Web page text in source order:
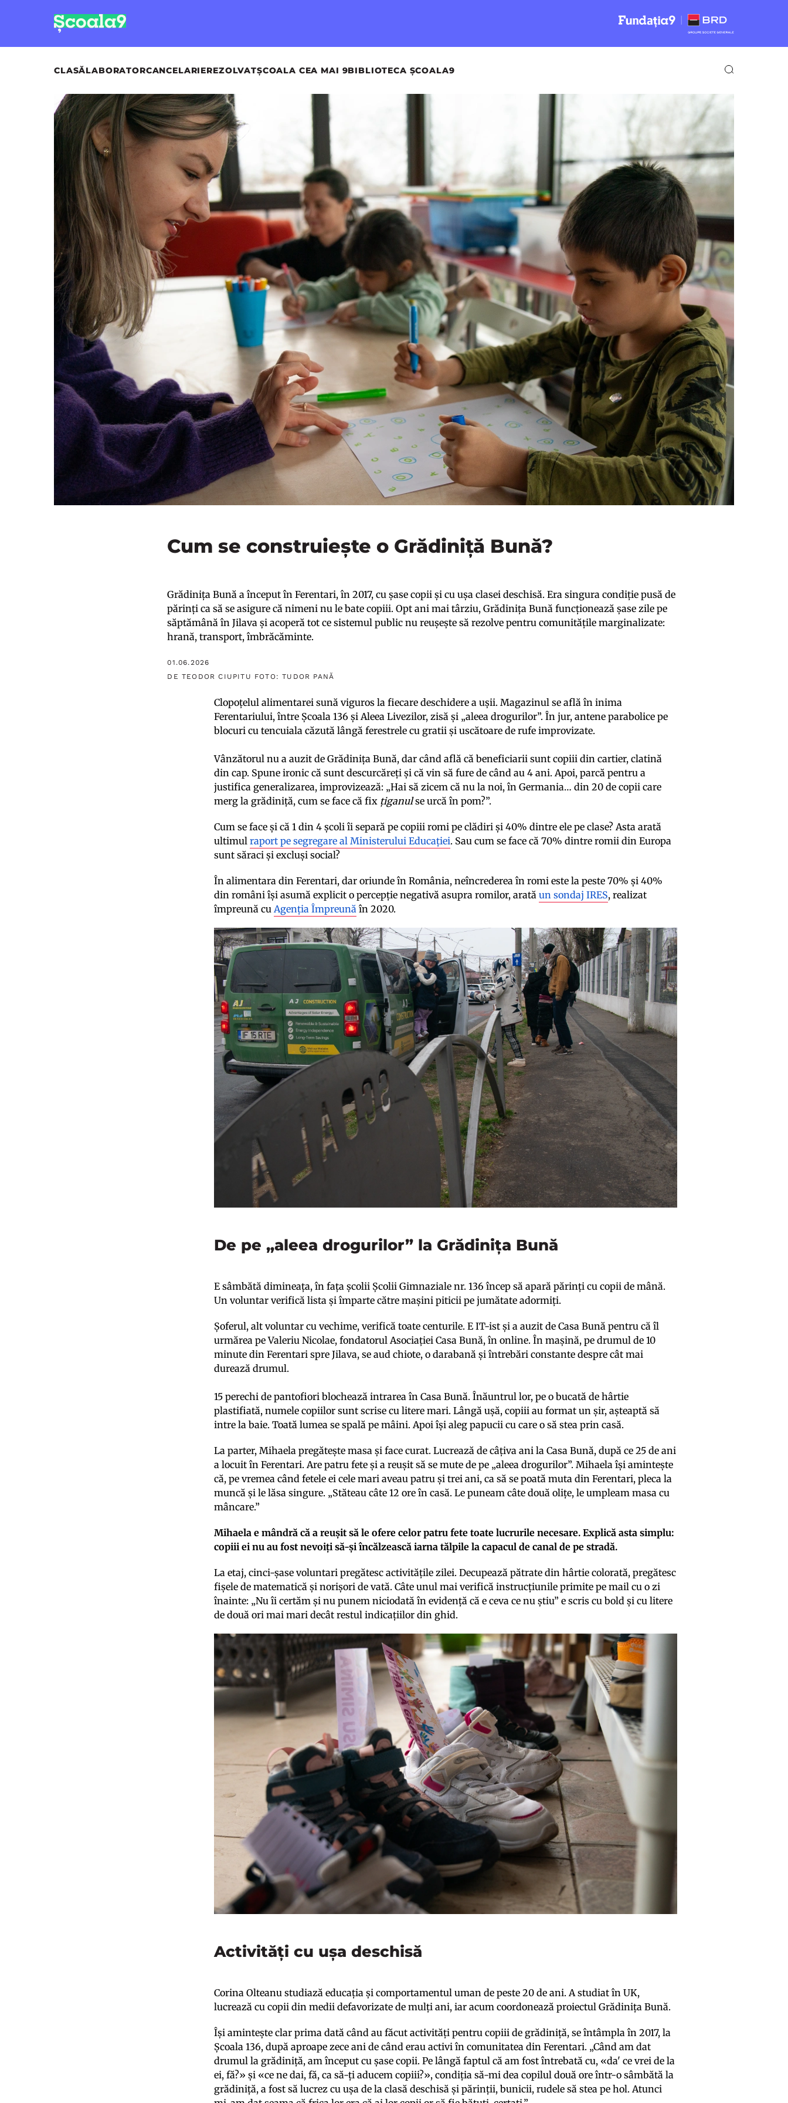
CLASĂLABORATORCANCELARIEREZOLVATȘCOALA CEA MAI 9BIBLIOTECA ȘCOALA9
Cum se construiește o Grădiniță Bună?
Grădinița Bună a început în Ferentari, în 2017, cu șase copii și cu ușa clasei deschisă. Era singura condiție pusă de
părinți ca să se asigure că nimeni nu le bate copiii. Opt ani mai târziu, Grădinița Bună funcționează șase zile pe
săptămână în Jilava și acoperă tot ce sistemul public nu reușește să rezolve pentru comunitățile marginalizate:
hrană, transport, îmbrăcăminte.
01.06.2026
DE TEODOR CIUPITU FOTO: TUDOR PANĂ
Clopoțelul alimentarei sună viguros la fiecare deschidere a ușii. Magazinul se află în inima
Ferentariului, între Școala 136 și Aleea Livezilor, zisă și „aleea drogurilor”. În jur, antene parabolice pe
blocuri cu tencuiala căzută lângă ferestrele cu gratii și uscătoare de rufe improvizate.
Vânzătorul nu a auzit de Grădinița Bună, dar când află că beneficiarii sunt copiii din cartier, clatină
din cap. Spune ironic că sunt descurcăreți și că vin să fure de când au 4 ani. Apoi, parcă pentru a
justifica generalizarea, improvizează: „Hai să zicem că nu la noi, în Germania… din 20 de copii care
merg la grădiniță, cum se face că fix țiganulse urcă în pom?”.
Cum se face și că 1 din 4 școli îi separă pe copiii romi pe clădiri și 40% dintre ele pe clase? Asta arată
ultimulraport pe segregare al Ministerului Educației. Sau cum se face că 70% dintre romii din Europa
sunt săraci și excluși social?
În alimentara din Ferentari, dar oriunde în România, neîncrederea în romi este la peste 70% și 40%
din români își asumă explicit o percepție negativă asupra romilor, aratăun sondaj IRES, realizat
împreună cuAgenția Împreună în 2020.
De pe „aleea drogurilor” la Grădinița Bună
E sâmbătă dimineața, în fața școlii Școlii Gimnaziale nr. 136 încep să apară părinți cu copii de mână.
Un voluntar verifică lista și împarte către mașini piticii pe jumătate adormiți.
Șoferul, alt voluntar cu vechime, verifică toate centurile. E IT-ist și a auzit de Casa Bună pentru că îl
urmărea pe Valeriu Nicolae, fondatorul Asociației Casa Bună, în online. În mașină, pe drumul de 10
minute din Ferentari spre Jilava, se aud chiote, o darabană și întrebări constante despre cât mai
durează drumul.
15 perechi de pantofiori blochează intrarea în Casa Bună. Înăuntrul lor, pe o bucată de hârtie
plastifiată, numele copiilor sunt scrise cu litere mari. Lângă ușă, copiii au format un șir, așteaptă să
intre la baie. Toată lumea se spală pe mâini. Apoi își aleg papucii cu care o să stea prin casă.
La parter, Mihaela pregătește masa și face curat. Lucrează de câțiva ani la Casa Bună, după ce 25 de ani
a locuit în Ferentari. Are patru fete și a reușit să se mute de pe „aleea drogurilor”. Mihaela își amintește
că, pe vremea când fetele ei cele mari aveau patru și trei ani, ca să se poată muta din Ferentari, pleca la
muncă și le lăsa singure. „Stăteau câte 12 ore în casă. Le puneam câte două olițe, le umpleam masa cu
mâncare.”
Mihaela e mândră că a reușit să le ofere celor patru fete toate lucrurile necesare. Explică asta simplu:
copiii ei nu au fost nevoiți să-și încălzească iarna tălpile la capacul de canal de pe stradă.
La etaj, cinci-șase voluntari pregătesc activitățile zilei. Decupează pătrate din hârtie colorată, pregătesc
fișele de matematică și norișori de vată. Câte unul mai verifică instrucțiunile primite pe mail cu o zi
înainte: „Nu îi certăm și nu punem niciodată în evidență că e ceva ce nu știu” e scris cu bold și cu litere
de două ori mai mari decât restul indicațiilor din ghid.
Activități cu ușa deschisă
Corina Olteanu studiază educația și comportamentul uman de peste 20 de ani. A studiat în UK,
lucrează cu copii din medii defavorizate de mulți ani, iar acum coordonează proiectul Grădinița Bună.
Își amintește clar prima dată când au făcut activități pentru copiii de grădiniță, se întâmpla în 2017, la
Școala 136, după aproape zece ani de când erau activi în comunitatea din Ferentari. „Când am dat
drumul la grădiniță, am început cu șase copii. Pe lângă faptul că am fost întrebată cu, «da' ce vrei de la
ei, fă?» și «ce ne dai, fă, ca să-ți aducem copiii?», condiția să-mi dea copilul două ore într-o sâmbătă la
grădiniță, a fost să lucrez cu ușa de la clasă deschisă și părinții, bunicii, rudele să stea pe hol. Atunci